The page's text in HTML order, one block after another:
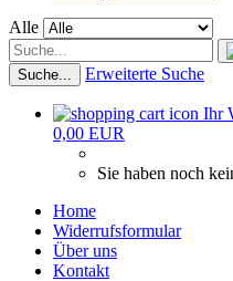
Alle
Suche... Erweiterte Suche
Ihr
0,00 EUR
Sie haben noch
Home
Widerrufsformular
Über uns
Kontakt